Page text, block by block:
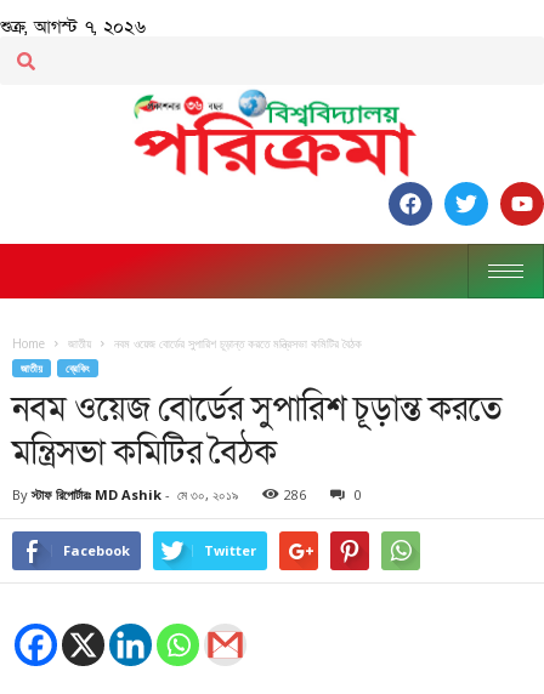
শুক্র, আগস্ট ৭, ২০২৬
Home জাতীয় নবম ওয়েজ বোর্ডের সুপারিশ চূড়ান্ত করতে মন্ত্রিসভা কমিটির বৈঠক
জাতীয় ব্রেকিং
নবম ওয়েজ বোর্ডের সুপারিশ চূড়ান্ত করতে
মন্ত্রিসভা কমিটির বৈঠক
By স্টাফ রিপোর্টারঃ MD Ashik - মে ৩০, ২০১৯ 286 0
Facebook Twitter